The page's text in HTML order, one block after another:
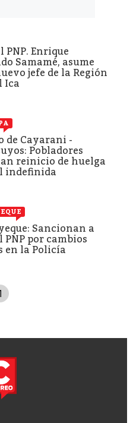
PNP. Enrique
Samamé, asume
jefe de la Región
Ica
de Cayarani -
Pobladores
reinicio de huelga
indefinida
Sancionan a
PNP por cambios
en la Policía